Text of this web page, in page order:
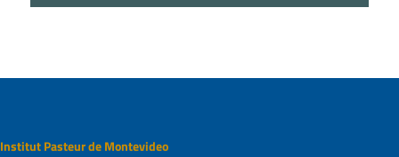
Institut Pasteur de Montevideo